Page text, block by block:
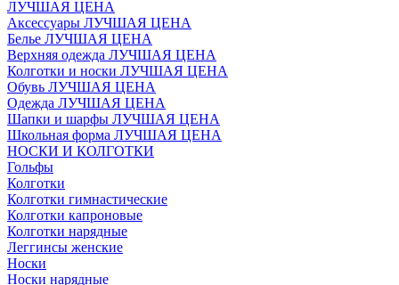
ЛУЧШАЯ ЦЕНА
Аксессуары ЛУЧШАЯ ЦЕНА
Белье ЛУЧШАЯ ЦЕНА
Верхняя одежда ЛУЧШАЯ ЦЕНА
Колготки и носки ЛУЧШАЯ ЦЕНА
Обувь ЛУЧШАЯ ЦЕНА
Одежда ЛУЧШАЯ ЦЕНА
Шапки и шарфы ЛУЧШАЯ ЦЕНА
Школьная форма ЛУЧШАЯ ЦЕНА
НОСКИ И КОЛГОТКИ
Гольфы
Колготки
Колготки гимнастические
Колготки капроновые
Колготки нарядные
Леггинсы женские
Носки
Носки нарядные